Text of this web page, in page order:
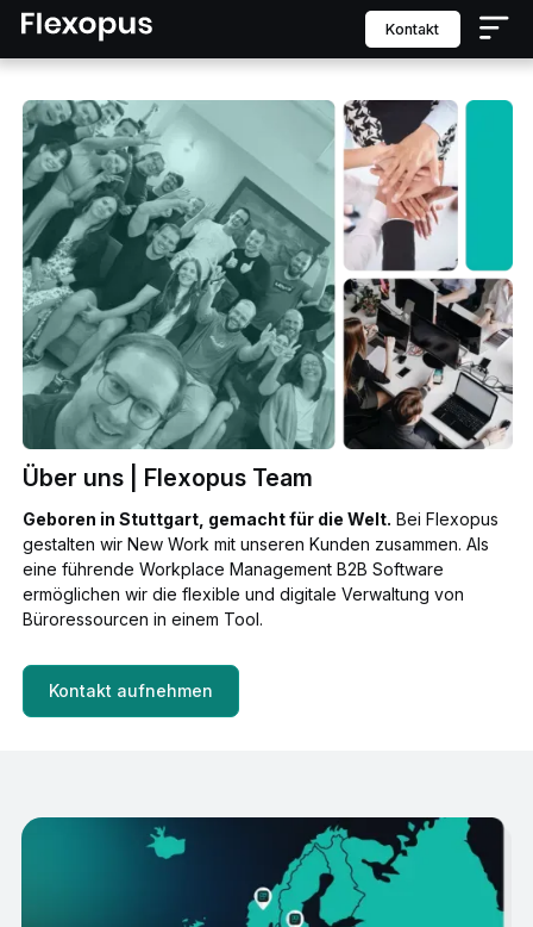
Kontakt
Über uns | Flexopus Team
Geboren in Stuttgart, gemacht für die Welt. Bei Flexopus
gestalten wir New Work mit unseren Kunden zusammen. Als
eine führende Workplace Management B2B Software
ermöglichen wir die flexible und digitale Verwaltung von
Büroressourcen in einem Tool.
Kontakt aufnehmen